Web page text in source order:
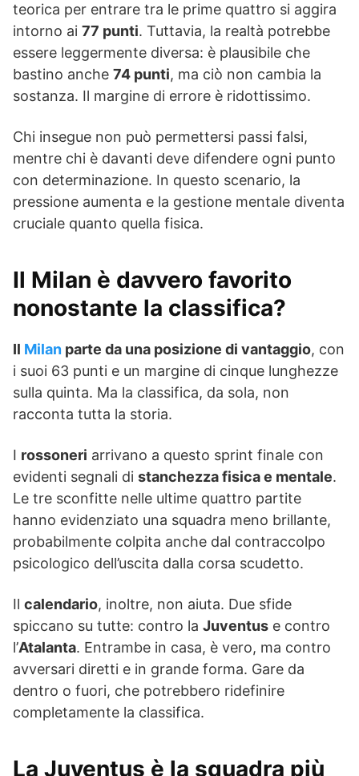
teorica per entrare tra le prime quattro si aggira
intorno ai 77 punti. Tuttavia, la realtà potrebbe
essere leggermente diversa: è plausibile che
bastino anche 74 punti, ma ciò non cambia la
sostanza. Il margine di errore è ridottissimo.
Chi insegue non può permettersi passi falsi,
mentre chi è davanti deve difendere ogni punto
con determinazione. In questo scenario, la
pressione aumenta e la gestione mentale diventa
cruciale quanto quella fisica.
Il Milan è davvero favorito
nonostante la classifica?
Il Milan parte da una posizione di vantaggio, con
i suoi 63 punti e un margine di cinque lunghezze
sulla quinta. Ma la classifica, da sola, non
racconta tutta la storia.
I rossoneri arrivano a questo sprint finale con
evidenti segnali di stanchezza fisica e mentale.
Le tre sconfitte nelle ultime quattro partite
hanno evidenziato una squadra meno brillante,
probabilmente colpita anche dal contraccolpo
psicologico dell’uscita dalla corsa scudetto.
Il calendario, inoltre, non aiuta. Due sfide
spiccano su tutte: contro la Juventus e contro
l’Atalanta. Entrambe in casa, è vero, ma contro
avversari diretti e in grande forma. Gare da
dentro o fuori, che potrebbero ridefinire
completamente la classifica.
La Juventus è la squadra più